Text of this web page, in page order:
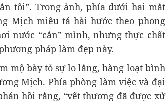
tôi”. Trong ảnh, phía dưới hai mắt
Mịch miêu tả hài hước theo phong
nước “cắn” mình, nhưng thực chất
pháp làm đẹp này.
mộ bày tỏ sự lo lắng, hàng loạt bình
Mịch. Phía phòng làm việc và đại
hồi rằng, “vết thương đã được xử